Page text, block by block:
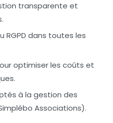
transparente et
RGPD dans toutes les
optimiser les coûts et
à la gestion des
Associations).